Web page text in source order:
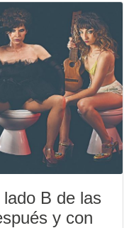
B de las
y con